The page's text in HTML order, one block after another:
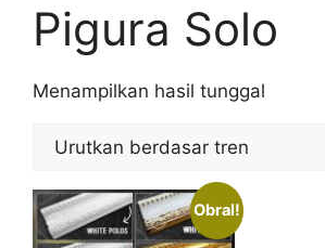
Pigura Solo
Menampilkan hasil tunggal
Obral!